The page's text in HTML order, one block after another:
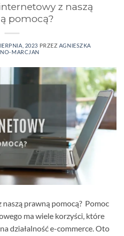
z naszą
pomocą?
2023 PRZEZ AGNIESZKA
MARCJAN
prawną pomocą? Pomoc
ma wiele korzyści, które
działalność e-commerce. Oto